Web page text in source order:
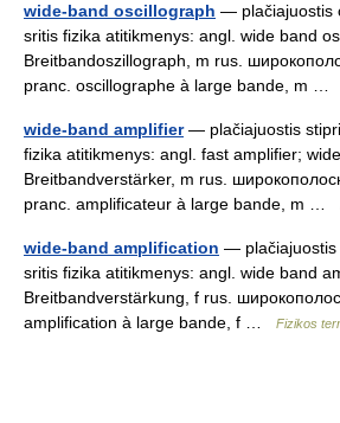
wide-band oscillograph — plačiajuostis
sritis fizika atitikmenys: angl. wide band
Breitbandoszillograph, m rus.
pranc. oscillographe à large bande, m …
wide-band amplifier— plačiajuostis
fizika atitikmenys: angl. fast amplifier;
Breitbandverstärker, m rus.
pranc. amplificateur à large bande, m …
wide-band amplification — plačiajuostis
sritis fizika atitikmenys: angl. wide band
Breitbandverstärkung, f rus.
amplification à large bande, f …
Fizikos